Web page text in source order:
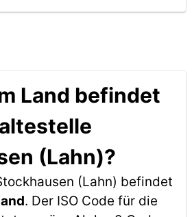
Land befindet
(Lahn)?
(Lahn) befindet
. Der ISO Code für die